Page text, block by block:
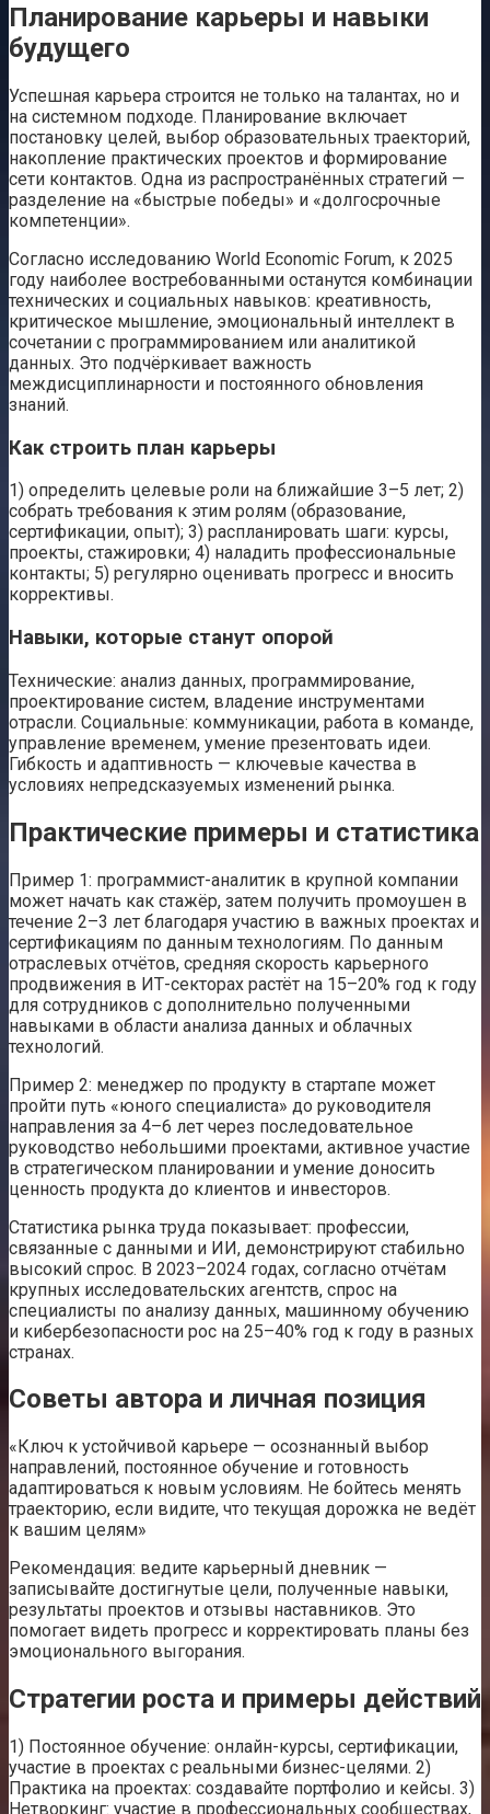
Планирование карьеры и навыки
будущего
Успешная карьера строится не только на талантах, но и
на системном подходе. Планирование включает
постановку целей, выбор образовательных траекторий,
накопление практических проектов и формирование
сети контактов. Одна из распространённых стратегий —
разделение на «быстрые победы» и «долгосрочные
компетенции».
Согласно исследованию World Economic Forum, к 2025
году наиболее востребованными останутся комбинации
технических и социальных навыков: креативность,
критическое мышление, эмоциональный интеллект в
сочетании с программированием или аналитикой
данных. Это подчёркивает важность
междисциплинарности и постоянного обновления
знаний.
Как строить план карьеры
1) определить целевые роли на ближайшие 3–5 лет; 2)
собрать требования к этим ролям (образование,
сертификации, опыт); 3) распланировать шаги: курсы,
проекты, стажировки; 4) наладить профессиональные
контакты; 5) регулярно оценивать прогресс и вносить
коррективы.
Навыки, которые станут опорой
Технические: анализ данных, программирование,
проектирование систем, владение инструментами
отрасли. Социальные: коммуникации, работа в команде,
управление временем, умение презентовать идеи.
Гибкость и адаптивность — ключевые качества в
условиях непредсказуемых изменений рынка.
Практические примеры и статистика
Пример 1: программист-аналитик в крупной компании
может начать как стажёр, затем получить промоушен в
течение 2–3 лет благодаря участию в важных проектах и
сертификациям по данным технологиям. По данным
отраслевых отчётов, средняя скорость карьерного
продвижения в ИТ-секторах растёт на 15–20% год к году
для сотрудников с дополнительно полученными
навыками в области анализа данных и облачных
технологий.
Пример 2: менеджер по продукту в стартапе может
пройти путь «юного специалиста» до руководителя
направления за 4–6 лет через последовательное
руководство небольшими проектами, активное участие
в стратегическом планировании и умение доносить
ценность продукта до клиентов и инвесторов.
Статистика рынка труда показывает: профессии,
связанные с данными и ИИ, демонстрируют стабильно
высокий спрос. В 2023–2024 годах, согласно отчётам
крупных исследовательских агентств, спрос на
специалисты по анализу данных, машинному обучению
и кибербезопасности рос на 25–40% год к году в разных
странах.
Советы автора и личная позиция
«Ключ к устойчивой карьере — осознанный выбор
направлений, постоянное обучение и готовность
адаптироваться к новым условиям. Не бойтесь менять
траекторию, если видите, что текущая дорожка не ведёт
к вашим целям»
Рекомендация: ведите карьерный дневник —
записывайте достигнутые цели, полученные навыки,
результаты проектов и отзывы наставников. Это
помогает видеть прогресс и корректировать планы без
эмоционального выгорания.
Стратегии роста и примеры действий
1) Постоянное обучение: онлайн-курсы, сертификации,
участие в проектах с реальными бизнес-целями. 2)
Практика на проектах: создавайте портфолио и кейсы. 3)
Нетворкинг: участие в профессиональных сообществах,